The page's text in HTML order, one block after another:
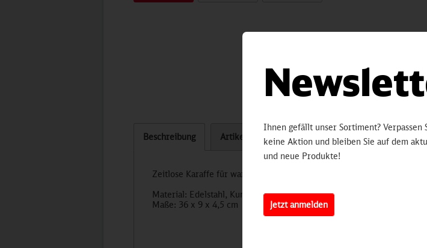
Beschreibung Artikel bewerten
Zeitlose Karaffe für warme und kalte Getränke mit einem
Material: Edelstahl, Kunststoff und Silikon
Maße: 36 x 9 x 4,5 cm
Ihnen gefällt unser Sortiment?
keine Aktion und bleiben Sie auf dem
und neue Produkte!
Jetzt anmelden